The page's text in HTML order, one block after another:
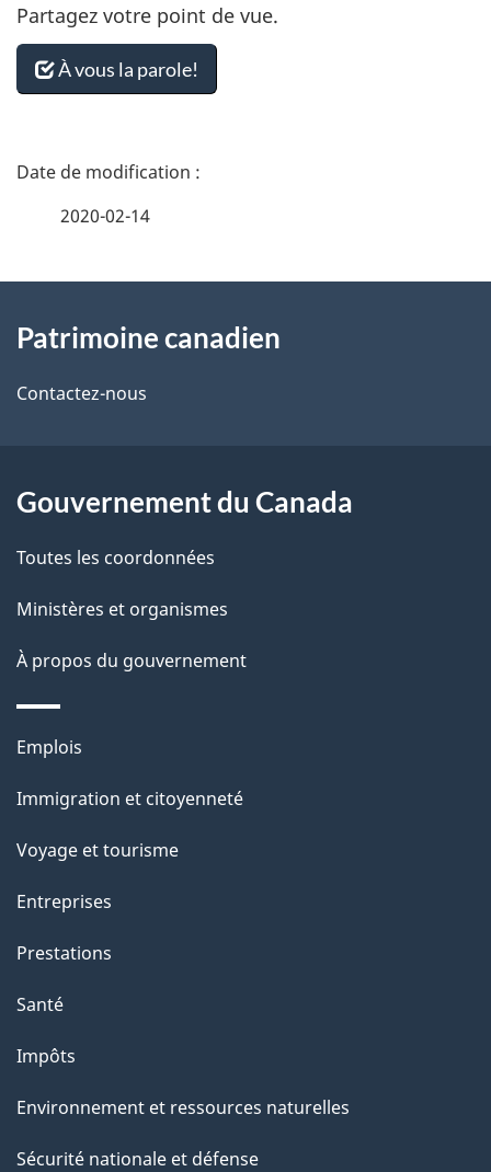
Partagez votre point de vue.
À vous la parole!
D
i
l
d
e
p
a
2020-02-14
propos
de
site
Patrimoine canadien
Contactez-nous
Gouvernement du Canada
Toutes les coordonnées
Ministères et organismes
À propos du gouvernement
Thèmes
sujets
Emplois
Immigration et citoyenneté
Voyage et tourisme
Entreprises
Prestations
Santé
Impôts
Environnement et ressources naturelles
Sécurité nationale et défense